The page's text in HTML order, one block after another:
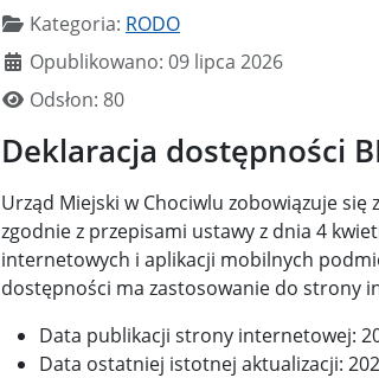
Kategoria: RODO
Opublikowano: 09 lipca 2026
Odsłon: 80
Deklaracja dostępności
Urząd Miejski w Chociwlu zobowiązuje
zgodnie z przepisami ustawy z dnia 4
internetowych i aplikacji mobilnych
dostępności ma zastosowanie do strony
Data publikacji strony internetowej:
Data ostatniej istotnej aktualizacji: